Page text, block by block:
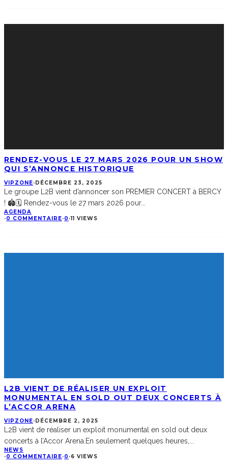
RENDEZ-VOUS LE 27 MARS 2026 POUR UN SHOW
QUI S’ANNONCE HISTORIQUE
VIPZONE·DÉCEMBRE 23, 2025
Le groupe L2B vient d’annoncer son PREMIER CONCERT à BERCY
! 🏟️🗓️ Rendez-vous le 27 mars 2026 pour...
AGENDA
·0 COMMENTAIRE·0 ·11 VIEWS
L2B VIENT DE RÉALISER UN EXPLOIT
MONUMENTAL EN SOLD OUT DEUX CONCERTS À
L’ACCOR ARENA
VIPZONE·DÉCEMBRE 2, 2025
L2B vient de réaliser un exploit monumental en sold out deux
concerts à l’Accor Arena.En seulement quelques heures,
NEWS
·0 COMMENTAIRE·0 ·6 VIEWS